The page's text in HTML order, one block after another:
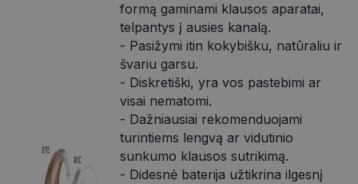
formą gaminami klausos aparatai,
telpantys į ausies kanalą.
- Pasižymi itin kokybišku, natūraliu ir
švariu garsu.
- Diskretiški, yra vos pastebimi ar
visai nematomi.
- Dažniausiai rekomenduojami
turintiems lengvą ar vidutinio
sunkumo klausos sutrikimą.
- Didesnė baterija užtikrina ilgesnį